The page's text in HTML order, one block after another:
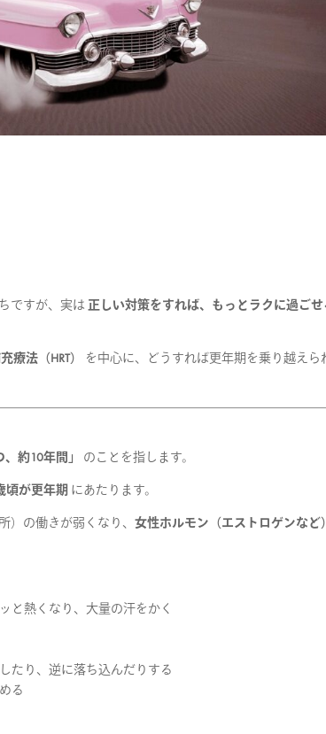
ですが、実は 正しい対策をすれば、もっとラクに過ご
療法（HRT）
を中心に、どうすれば更年期を乗り越えら
約10年間」 のことを指します。
頃が更年期 にあたります。
）の働きが弱くなり、女性ホルモン（エストロゲンなど
と熱くなり、大量の汗をかく
たり、逆に落ち込んだりする
る